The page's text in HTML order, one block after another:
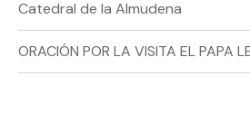
Catedral de la Almudena
ORACIÓN POR LA VISITA EL PAPA